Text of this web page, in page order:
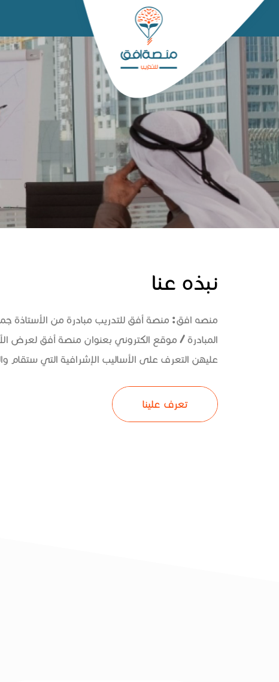
نبذه عنا
منصه افق: منصة أفق للتدريب مبادرة من الأستاذة
المبادرة / موقع الكتروني بعنوان منصة أفق لعرض
عليهن التعرف على الأساليب الإشرافية التي ستقام
تعرف علينا